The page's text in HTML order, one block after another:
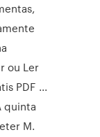
ou Ler
PDF ...
quinta
M.